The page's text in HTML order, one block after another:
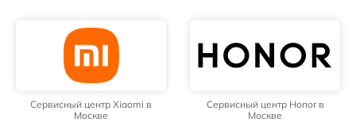
Сервисный центр Xiaomi в
Москве
Сервисный центр Honor в
Москве